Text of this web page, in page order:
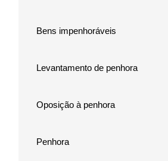
Bens impenhoráveis
Levantamento de penhora
Oposição à penhora
Penhora